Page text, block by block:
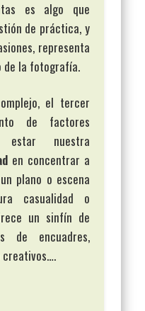
es algo que
de práctica, y
representa
de la fotografía.
el tercer
de factores
estar nuestra
en concentrar a
plano o escena
casualidad o
un sinfín de
de encuadres,
creativos….